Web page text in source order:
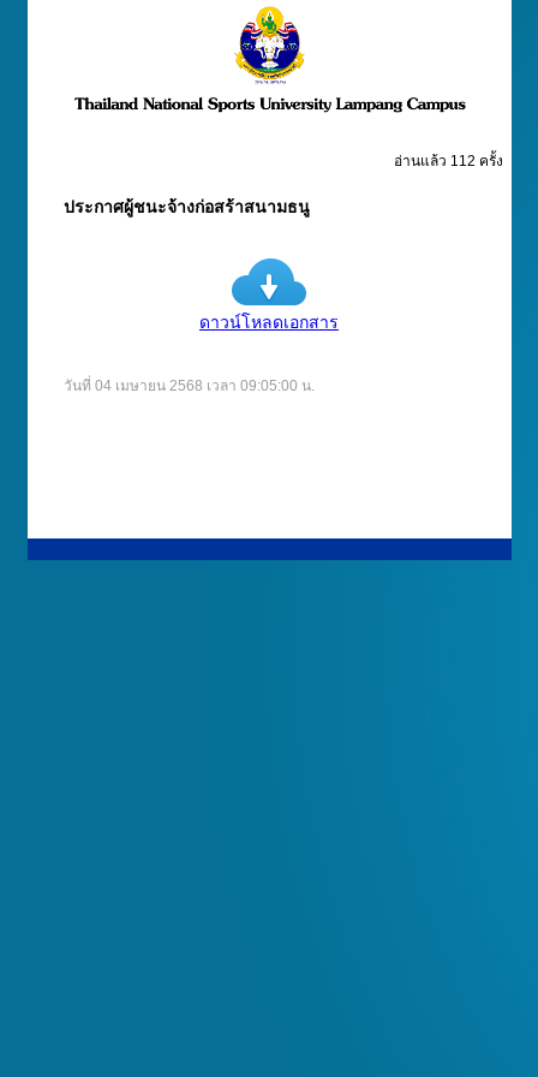
อ่านแล้ว 112 ครั้ง
ประกาศผู้ชนะจ้างก่อสร้าสนามธนู
ดาวน์โหลดเอกสาร
วันที่ 04 เมษายน 2568 เวลา 09:05:00 น.